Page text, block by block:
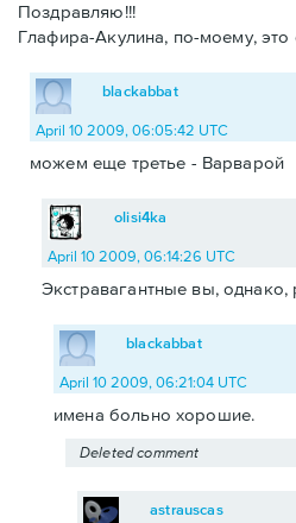
Поздравляю!!!
Глафира-Акулина, по-моему, это
blackabbat
April 10 2009, 06:05:42 UTC
можем еще третье - Варварой
olisi4ka
April 10 2009, 06:14:26 UTC
Экстравагантные вы, однако,
blackabbat
April 10 2009, 06:21:04 UTC
имена больно хорошие.
Deleted comment
astrauscas